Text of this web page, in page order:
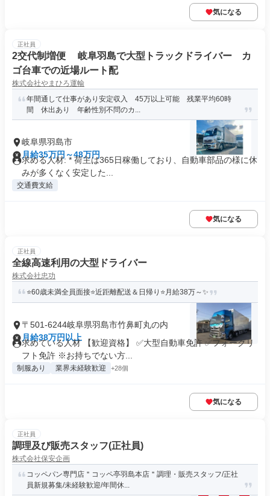
気になる
正社員
2交代制増便 岐阜羽島で大型トラックドライバー カ
ゴ台車での近場ルート配
株式会社やまひろ運輸
年間通して仕事があり安定収入 45万以上可能 残業平均60時
間 休出あり 年齢性別不問のカ...
岐阜県羽島市
月給35万円～48万円
求める人材: * 荷主は365日稼働しており、自動車部品の様に休
みが多くなく安定した...
交通費支給
気になる
正社員
全線高速利用の大型ドライバー
株式会社忠功
⭐60歳未満全員面接⭐近距離配送＆日帰り⭐月給38万～✨
〒501-6244岐阜県羽島市竹鼻町丸の内
月給38万円以上
求めている人材 【歓迎資格】 ✅大型自動車免許 ✅フォークリ
フト免許 ※お持ちでない方...
制服あり 業界未経験歓迎 +28個
気になる
正社員
調理及び販売スタッフ(正社員)
株式会社保安企画
コッペパン専門店＂コッペ亭羽島本店＂調理・販売スタッフ/正社
員新規募集/未経験歓迎/年間休...